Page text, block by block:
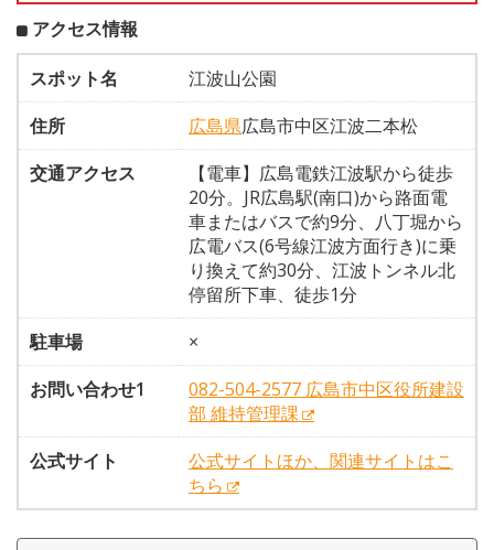
アクセス情報
スポット名
江波山公園
住所
広島県広島市中区江波二本松
交通アクセス
【電車】広島電鉄江波駅から徒歩
20分。JR広島駅(南口)から路面電
車またはバスで約9分、八丁堀から
広電バス(6号線江波方面行き)に乗
り換えて約30分、江波トンネル北
停留所下車、徒歩1分
駐車場
×
お問い合わせ1
082-504-2577 広島市中区役所建設
部 維持管理課
公式サイト
公式サイトほか、関連サイトはこ
ちら